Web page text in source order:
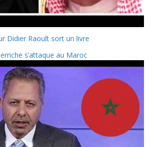
Didier Raoult sort un livre
s’attaque au Maroc